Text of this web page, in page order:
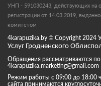
УНП - 591030243, действующих на
регистрации от 14.03.2019,
комитетом
4karapuzika.by © Copyright 2024
Услуг Гродненского
Обращения рассматриваются
4karapuzika.marketing@gmail.com
Режим работы с 09:00 до 18:00
сайта принимаются